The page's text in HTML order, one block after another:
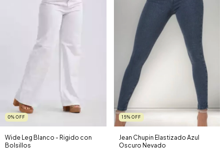
0% OFF
Wide Leg Blanco - Rigido con
Bolsillos
15% OFF
Jean Chupin Elastizado Azul
Oscuro Nevado